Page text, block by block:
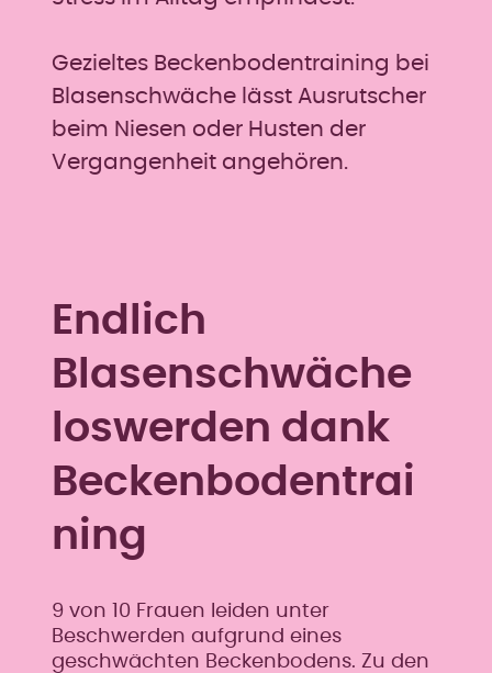
Gezieltes Beckenbodentraining bei
Blasenschwäche lässt Ausrutscher
beim Niesen oder Husten der
Vergangenheit angehören.
Endlich
Blasenschwäche
loswerden dank
Beckenbodentrai
ning
9 von 10 Frauen leiden unter
Beschwerden aufgrund eines
geschwächten Beckenbodens. Zu den